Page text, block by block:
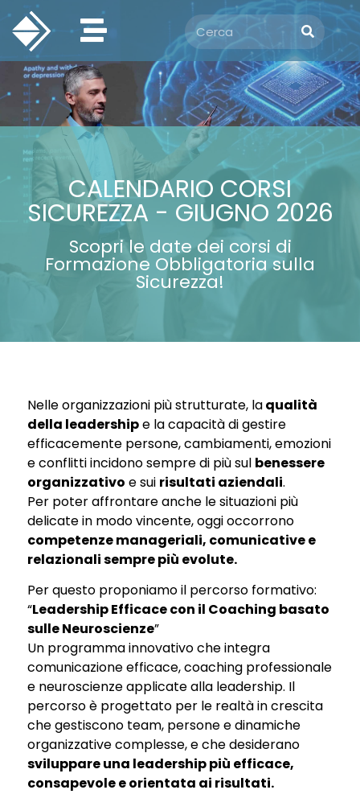
CALENDARIO CORSI
SICUREZZA - GIUGNO 2026
Scopri le date dei corsi di
Formazione Obbligatoria sulla
Sicurezza!
Nelle organizzazioni più strutturate, laqualità
della leadershipe la capacità di gestire
efficacemente persone, cambiamenti, emozioni
e conflitti incidono sempre di più sul benessere
organizzativo e sui risultati aziendali.
Per poter affrontare anche le situazioni più
delicate in modo vincente, oggi occorrono
competenze manageriali, comunicative e
relazionali sempre più evolute.
Per questo proponiamo il percorso formativo:
“Leadership Efficace con il Coaching basato
sulle Neuroscienze”
Un programma innovativo che integra
comunicazione efficace, coaching professionale
e neuroscienze applicate alla leadership. Il
percorso è progettato per le realtà in crescita
che gestiscono team, persone e dinamiche
organizzative complesse, e che desiderano
sviluppare una leadership più efficace,
consapevole e orientata ai risultati.